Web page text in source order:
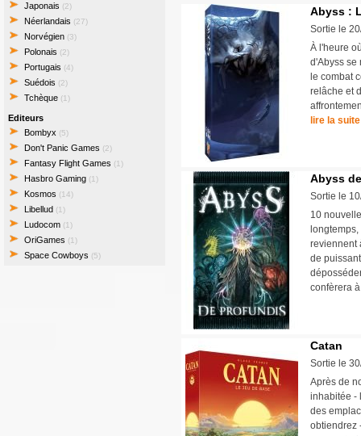
Japonais (2)
Néerlandais (27)
Norvégien (3)
Polonais (2)
Portugais (4)
Suédois (2)
Tchèque (1)
Editeurs
Bombyx (5)
Don't Panic Games (2)
Fantasy Flight Games (1)
Hasbro Gaming (1)
Kosmos (14)
Libellud (1)
Ludocom (1)
OriGames (1)
Space Cowboys (5)
Abyss :
Sortie le
À l'heure
d'Abyss se
le combat
relâche et
lire la suite
Abyss
Sortie le
10
reviennent
de
confèrera
Catan
Sortie le
Après de
inhabitée -
des
obtiendrez